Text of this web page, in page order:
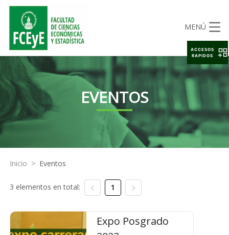
MENÚ
EVENTOS
Inicio > Eventos
3 elementos en total: 1
Expo Posgrado
ACCESOS
RAPIDOS